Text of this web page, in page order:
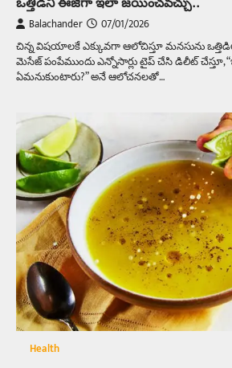
Balachander 07/01/2026
చిన్న విషయాలకే ఎక్కువగా ఆలోచిస్తూ మనసును
మెసేజ్ పంపేముందు ఎన్నోసార్లు టైప్ చేసి డిలీట్ చేస్తూ,
ఏమనుకుంటారు?” అనే ఆలోచనలతో…
Health